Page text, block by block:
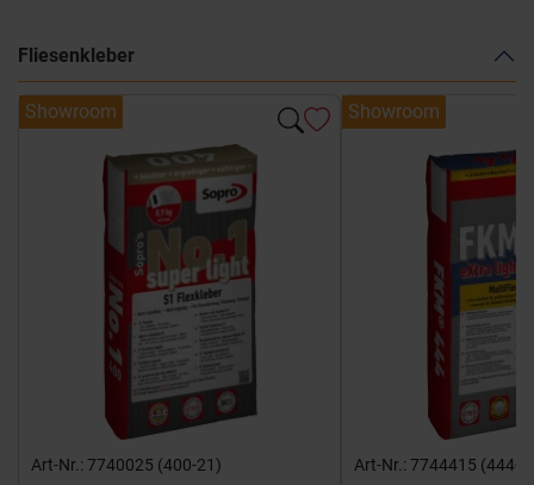
Fliesenkleber
Showroom
Art-Nr.: 7740025 (400-21)
Showroom
Art-Nr.: 7744415 (444-